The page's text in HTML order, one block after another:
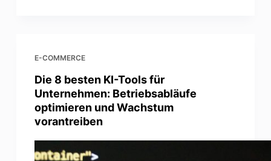
E-COMMERCE
Die 8 besten KI-Tools für
Unternehmen: Betriebsabläufe
optimieren und Wachstum
vorantreiben